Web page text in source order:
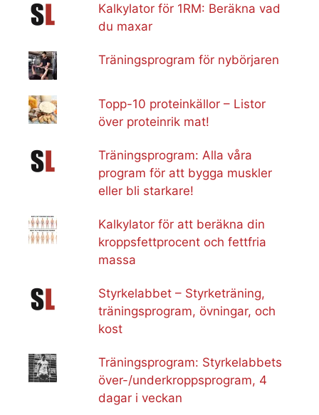
Kalkylator för 1RM: Beräkna vad
du maxar
Träningsprogram för nybörjaren
Topp-10 proteinkällor – Listor
över proteinrik mat!
Träningsprogram: Alla våra
program för att bygga muskler
eller bli starkare!
Kalkylator för att beräkna din
kroppsfettprocent och fettfria
massa
Styrkelabbet – Styrketräning,
träningsprogram, övningar, och
kost
Träningsprogram: Styrkelabbets
över-/underkroppsprogram, 4
dagar i veckan